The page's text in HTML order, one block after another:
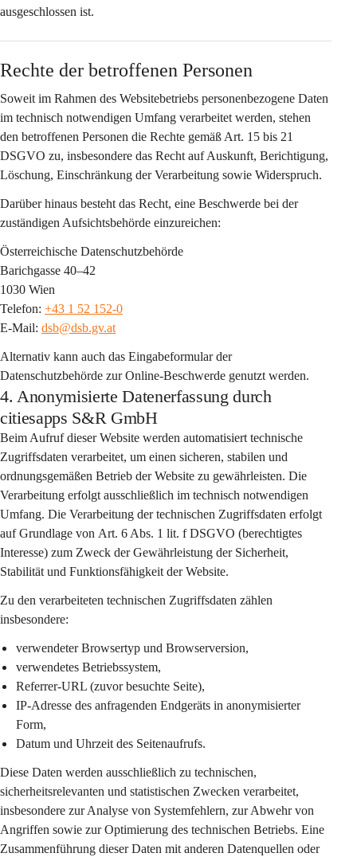
ausgeschlossen ist.
Rechte der betroffenen Personen
Soweit im Rahmen des Websitebetriebs personenbezogene Daten
im technisch notwendigen Umfang verarbeitet werden, stehen
den betroffenen Personen die Rechte gemäß Art. 15 bis 21
DSGVO zu, insbesondere das Recht auf Auskunft, Berichtigung,
Löschung, Einschränkung der Verarbeitung sowie Widerspruch.
Darüber hinaus besteht das Recht, eine Beschwerde bei der
zuständigen Aufsichtsbehörde einzureichen:
Österreichische Datenschutzbehörde
Barichgasse 40–42
1030 Wien
Telefon: +43 1 52 152-0
E-Mail: dsb@dsb.gv.at
Alternativ kann auch das Eingabeformular der
Datenschutzbehörde zur Online-Beschwerde genutzt werden.
4. Anonymisierte Datenerfassung durch
citiesapps S&R GmbH
Beim Aufruf dieser Website werden automatisiert technische
Zugriffsdaten verarbeitet, um einen sicheren, stabilen und
ordnungsgemäßen Betrieb der Website zu gewährleisten. Die
Verarbeitung erfolgt ausschließlich im technisch notwendigen
Umfang. Die Verarbeitung der technischen Zugriffsdaten erfolgt
auf Grundlage von Art. 6 Abs. 1 lit. f DSGVO (berechtigtes
Interesse) zum Zweck der Gewährleistung der Sicherheit,
Stabilität und Funktionsfähigkeit der Website.
Zu den verarbeiteten technischen Zugriffsdaten zählen
insbesondere:
verwendeter Browsertyp und Browserversion,
verwendetes Betriebssystem,
Referrer-URL (zuvor besuchte Seite),
IP-Adresse des anfragenden Endgeräts in anonymisierter
Form,
Datum und Uhrzeit des Seitenaufrufs.
Diese Daten werden ausschließlich zu technischen,
sicherheitsrelevanten und statistischen Zwecken verarbeitet,
insbesondere zur Analyse von Systemfehlern, zur Abwehr von
Angriffen sowie zur Optimierung des technischen Betriebs. Eine
Zusammenführung dieser Daten mit anderen Datenquellen oder